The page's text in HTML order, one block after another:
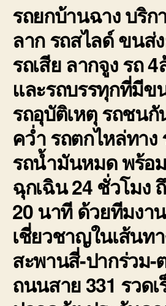
รถยกบ้านฉางบริก
ลาก รถสไลด์ ขนส่
รถเสีย ลากจูง รถ
และรถบรรทุกที่มี
รถอุบัติเหตุ รถชน
คว่ำ รถตกไหล่ทา
รถน้ำมันหมด พร้อ
ฉุกเฉิน 24 ชั่วโมง
20 นาที ด้วยทีมงา
เชี่ยวชาญในเส้นท
สะพานสี่-ปากร่วม-
ถนนสาย 331 รวด